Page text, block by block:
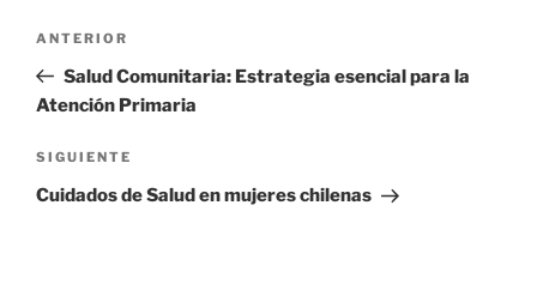
entradas
Entrada
anterior
ANTERIOR
Salud Comunitaria: Estrategia esencial para la
Atención Primaria
Siguiente
entrada
SIGUIENTE
Cuidados de Salud en mujeres chilenas